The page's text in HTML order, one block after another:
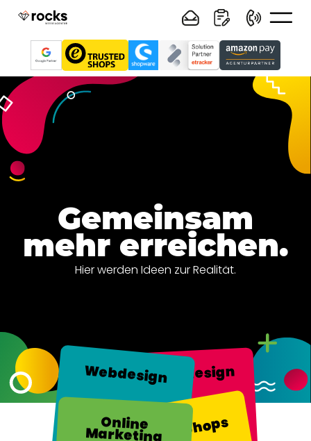
Gemeinsam
mehr erreichen.
Hier werden Ideen zur Realität.
Webdesign
Grafik design
Online
Marketing
Online Shops